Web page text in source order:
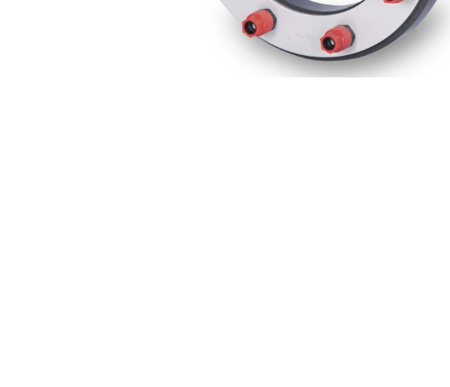
Fugenabdeck- und Dichtbänder
Pressen
Hydrauliköl
Gewebe & Folien